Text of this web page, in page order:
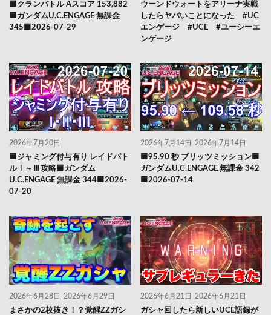
🟦クランバトル Aスコア 153,882
🟦ガンダムU.C.ENGAGE 無課金
345🟦2026-07-29
ウーンドウォートをアリーナ実戦
したらヤバいことになった #UC
エンゲージ #UCE #ユーシーエ
ンゲージ
2026年7月20日
🟦ジャミング付与有り レイドバト
ルⅠ～Ⅲ攻略🟦ガンダム
U.C.ENGAGE 無課金 344🟦2026-
07-20
2026年7月14日 2026年7月14日
🟦95.90 秒 ブリッツミッション🟦
ガンダムU.C.ENGAGE 無課金 342
🟦2026-07-14
2026年6月28日 2026年6月29日
まさかの2枚抜き！？覚醒ZZガシ
2026年6月21日 2026年6月21日
ガシャ回したら新しいUCE語録が